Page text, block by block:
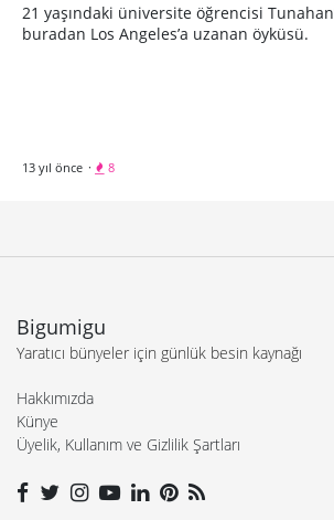
21 yaşındaki üniversite öğrencisi
buradan Los Angeles’a uzanan öyküsü.
13 yıl önce · 8
Bigumigu
Yaratıcı bünyeler için günlük besin kaynağı
Hakkımızda
Künye
Üyelik, Kullanım ve Gizlilik Şartları